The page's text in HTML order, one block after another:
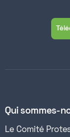
Qui sommes-
Le Comité